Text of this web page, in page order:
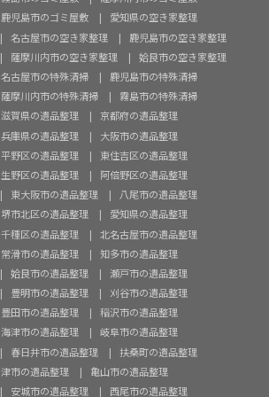
鹿児島市のゴミ屋敷
愛知県の空き家整理
名古屋市の空き家整理
鹿児島市の空き家整理
薩摩川内市の空き家整理
姶良市の空き家整理
名古屋市の特殊清掃
鹿児島市の特殊清掃
薩摩川内市の特殊清掃
霧島市の特殊清掃
滋賀県の遺品整理
京都府の遺品整理
兵庫県の遺品整理
大阪市の遺品整理
平野区の遺品整理
東住吉区の遺品整理
生野区の遺品整理
阿倍野区の遺品整理
東大阪市の遺品整理
八尾市の遺品整理
堺市北区の遺品整理
愛知県の遺品整理
千種区の遺品整理
北名古屋市の遺品整理
常滑市の遺品整理
知多市の遺品整理
姶良市の遺品整理
瀬戸市の遺品整理
豊明市の遺品整理
刈谷市の遺品整理
豊田市の遺品整理
稲沢市の遺品整理
海津市の遺品整理
岐阜市の遺品整理
春日井市の遺品整理
扶桑町の遺品整理
津市の遺品整理
亀山市の遺品整理
安城市の遺品整理 西尾市の遺品整理